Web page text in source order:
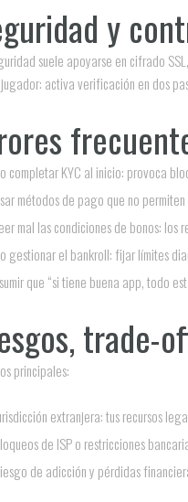
y
suele apoyarse en cifrado
activa verificación en dos
completar KYC al inicio: provoca
métodos de pago que no
mal las condiciones de bonos: los
gestionar el bankroll: fijar límites
que “si tiene buena app, todo
trade-
principales:
extranjera: tus recursos
de ISP o restricciones
de adicción y pérdidas